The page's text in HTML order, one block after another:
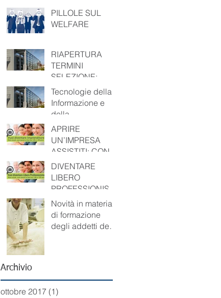
PILLOLE SUL
WELFARE
RIAPERTURA
TERMINI
SELEZIONE:
Tecnologie della
Informazione e
della
Tecnico Superior
Tecnologie della
Informazione e
della
Comunicazione –
Tecnico Superiore
per i Metodi e le
APRIRE
UN’IMPRESA
ASSISTITI: CON
CESAR SI PUÒ
DIVENTARE
LIBERO
PROFESSIONISTA
: CON CESAR È
PIÙ FACILE
Novità in materia
di formazione
degli addetti del
Archivio
ottobre 2017 (1)